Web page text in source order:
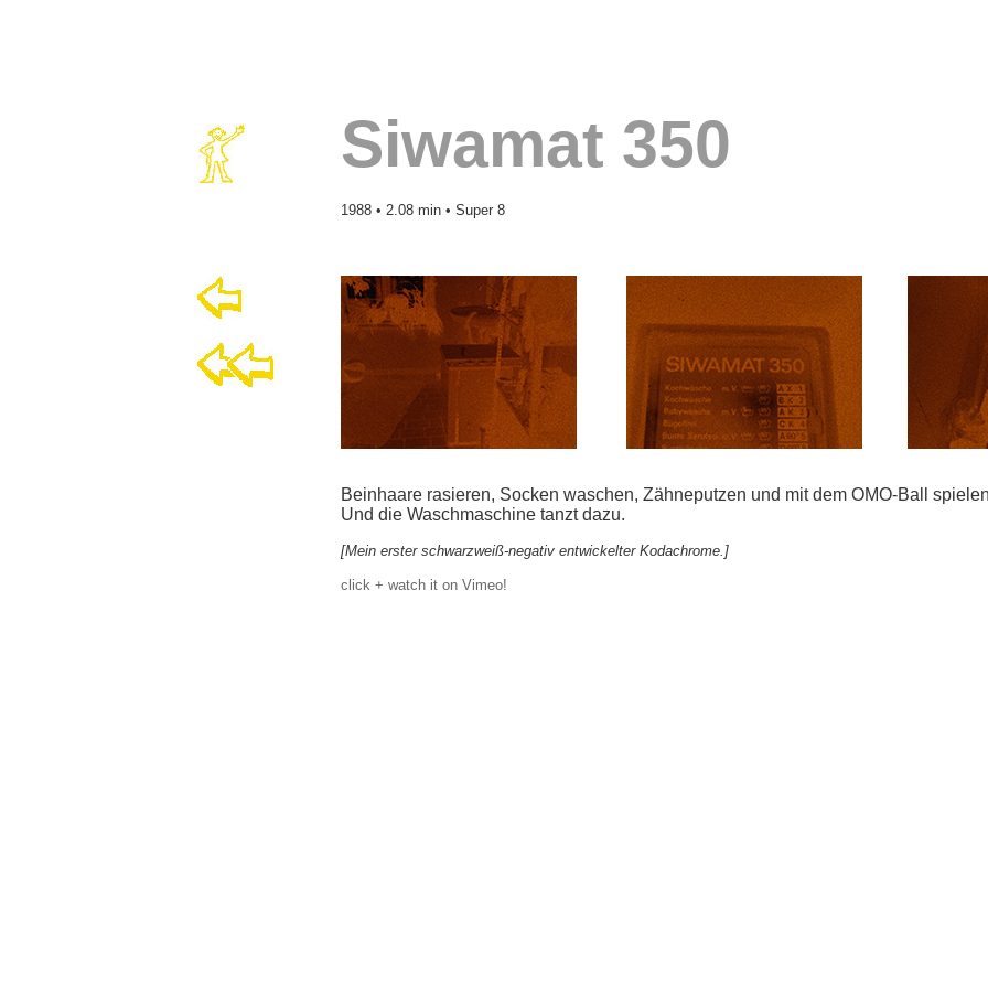
Siwamat 350
1988• 2.08 min • Super 8
Beinhaare rasieren, Socken waschen, Zähneputzen und mit dem OMO-Ball
Und die Waschmaschine tanzt dazu.
[Mein erster schwarzweiß-negativ entwickelter Kodachrome.]
click + watch it on Vimeo!